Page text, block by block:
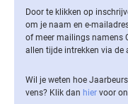
Door te klikken op
om je naam en e-
of meer mailings namens
allen tijde intrekken via de
Wil je weten hoe
vens? Klik dan hier voor